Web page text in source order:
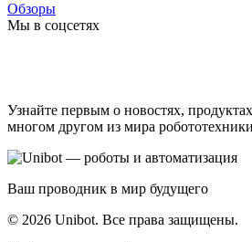
Обзоры
Мы в соцсетях
Узнайте первым о новостях,
многом другом из мира
Ваш проводник в мир будущего
© 2026 Unibot. Все права защищены.